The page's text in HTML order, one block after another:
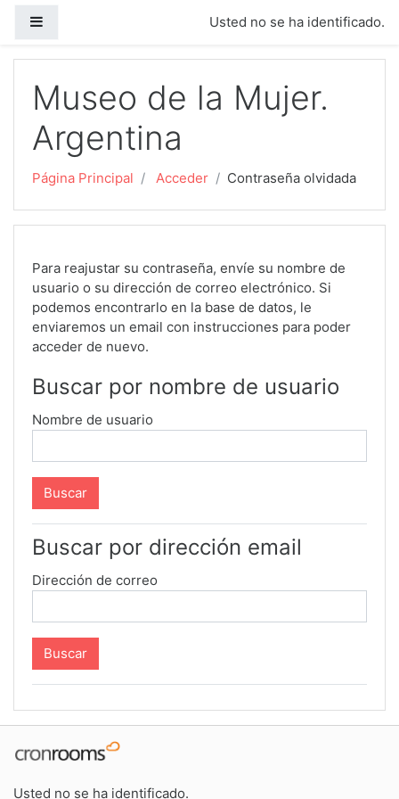
Usted no se ha identificado.
Museo de la Mujer.
Argentina
Página Principal Acceder Contraseña olvidada
Para reajustar su contraseña, envíe su nombre de
usuario o su dirección de correo electrónico. Si
podemos encontrarlo en la base de datos, le
enviaremos un email con instrucciones para poder
acceder de nuevo.
Buscar por nombre de usuario
Nombre de usuario
Buscar por dirección email
Dirección de correo
Usted no se ha identificado.